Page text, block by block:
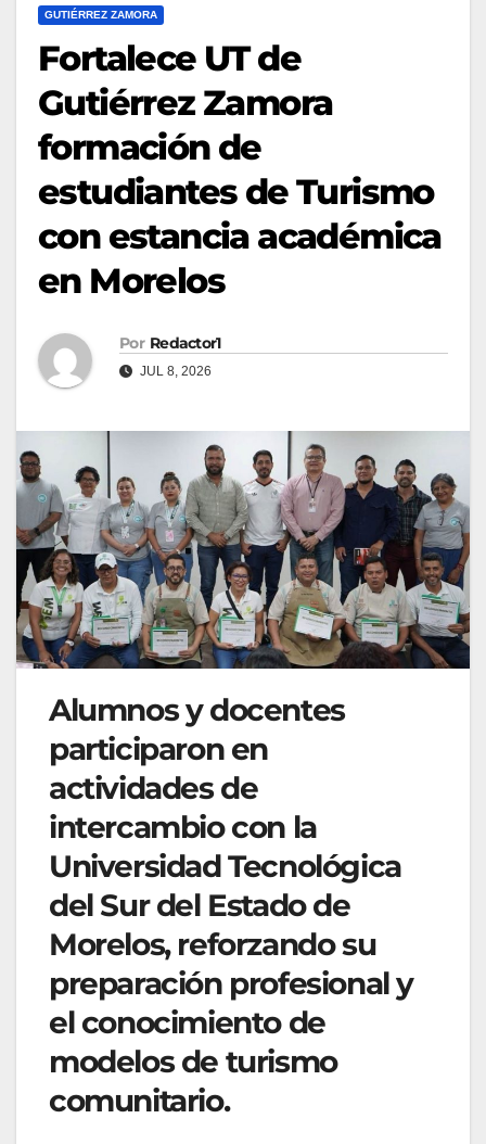
GUTIÉRREZ ZAMORA
Fortalece UT de
Gutiérrez Zamora
formación de
estudiantes de Turismo
con estancia académica
en Morelos
Por Redactor1
JUL 8, 2026
Alumnos y docentes
participaron en
actividades de
intercambio con la
Universidad Tecnológica
del Sur del Estado de
Morelos, reforzando su
preparación profesional y
el conocimiento de
modelos de turismo
comunitario.